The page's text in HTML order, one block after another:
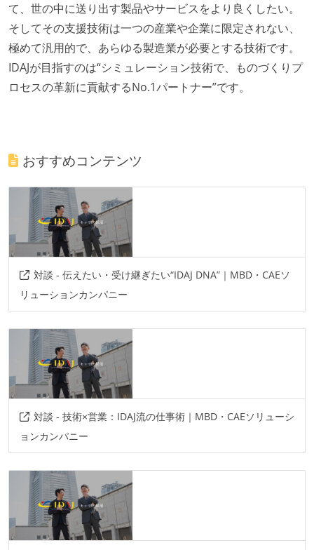
て、世の中に送り出す製品やサービスをより良くしたい。
そしてその支援技術は一つの産業や企業に限定されない、
極めて汎用的で、あらゆる製造業が必要とする技術です。
IDAJが目指すのは“シミュレーション技術で、ものづくりプ
ロセスの革新に貢献するNo.1パートナー”です。
おすすめコンテンツ
対談 - 伝えたい・受け継ぎたい“IDAJ DNA”｜MBD・CAEソ
リューションカンパニー
対談 - 技術×営業：IDAJ流の仕事術｜MBD・CAEソリューシ
ョンカンパニー